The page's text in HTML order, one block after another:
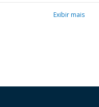
Exibir mais